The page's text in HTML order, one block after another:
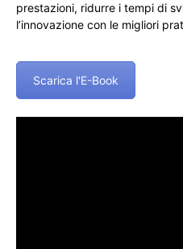
prestazioni, ridurre i tempi di
l’innovazione con le migliori
Scarica l'E-Book